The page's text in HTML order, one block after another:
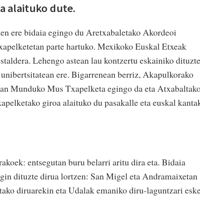
alaituko dute.
ere bidaia egingo du Aretxabaletako Akordeoi
parte hartuko. Mexikoko Euskal Etxeak
Lehengo astean lau kontzertu eskainiko dituzte
ere. Bigarrenean berriz, Akapulkorako
Munduko Mus Txapelketa egingo da eta
giroa alaituko du pasakalle eta euskal
entsegutan buru belarri aritu dira eta. Bidaia
dituzte dirua lortzen: San Migel eta Andramaixetan
diruarekin eta Udalak emaniko diru-laguntzari